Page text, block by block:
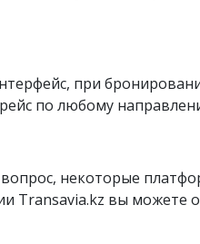
при
по любому
некоторые
Transavia.kz вы можете